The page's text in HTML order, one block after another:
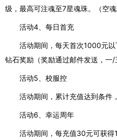
级，最高可注魂至7星魂珠。（空
活动4、每日首充
活动期间，每天首次1000元
钻石奖励（奖励通过邮件发送，一/
活动5、校服控
活动期间，累计充值达到条件
活动6、幸运周年
活动期间，每充值30元可获